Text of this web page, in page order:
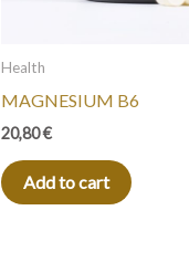
Health
MAGNESIUM B6
20,80€
Add to cart